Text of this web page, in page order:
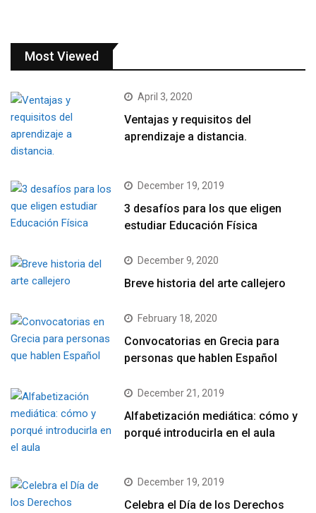
Most Viewed
April 3, 2020
Ventajas y requisitos del
aprendizaje a distancia.
December 19, 2019
3 desafíos para los que eligen
estudiar Educación Física
December 9, 2020
Breve historia del arte callejero
February 18, 2020
Convocatorias en Grecia para
personas que hablen Español
December 21, 2019
Alfabetización mediática: cómo y
porqué introducirla en el aula
December 19, 2019
Celebra el Día de los Derechos